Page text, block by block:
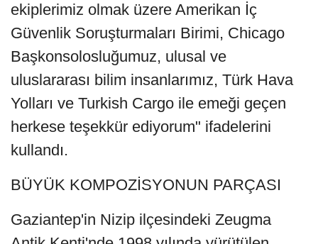
ekiplerimiz olmak üzere Amerikan İç
Güvenlik Soruşturmaları Birimi, Chicago
Başkonsolosluğumuz, ulusal ve
uluslararası bilim insanlarımız, Türk Hava
Yolları ve Turkish Cargo ile emeği geçen
herkese teşekkür ediyorum" ifadelerini
kullandı.
BÜYÜK KOMPOZİSYONUN PARÇASI
Gaziantep'in Nizip ilçesindeki Zeugma